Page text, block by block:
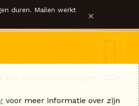
duren. Mailen werkt ×
voor meer informatie over zijn